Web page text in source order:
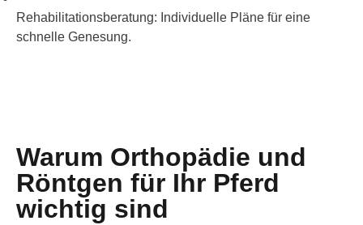
Rehabilitationsberatung: Individuelle Pläne für eine
schnelle Genesung.
Warum Orthopädie und
Röntgen für Ihr Pferd
wichtig sind